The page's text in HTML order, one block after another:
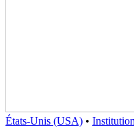
États-Unis (USA) •